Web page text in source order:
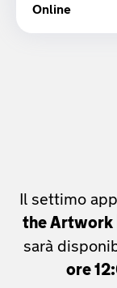
venerdì 12
12:00
domenica 28
Online
Il settimo
the Artwork
sarà
ore